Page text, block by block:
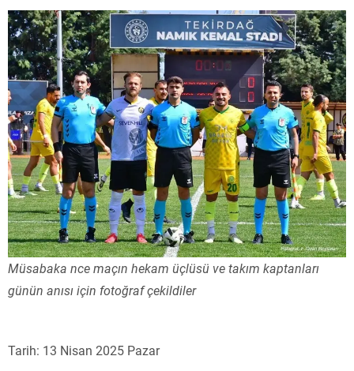
Müsabaka nce maçın hekam üçlüsü ve takım kaptanları
günün anısı için fotoğraf çekildiler
Tarih: 13 Nisan 2025 Pazar